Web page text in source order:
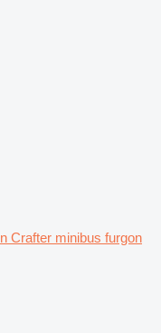
Crafter minibus furgon